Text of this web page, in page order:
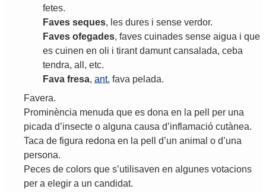
fetes.
Faves seques, les dures i sense verdor.
Faves ofegades, faves cuinades sense aigua i que
es cuinen en oli i tirant damunt cansalada, ceba
tendra, all , etc.
Fava fresa, ant. fava pelada.
Favera.
Prominència menuda que es dona en la pell per una
picada d’insecte o alguna causa d’inflamació cutànea.
Taca de figura redona en la pell d’un animal o d’una
persona.
Peces de colors que s’utilisaven en algunes votacions
per a elegir a un candidat.